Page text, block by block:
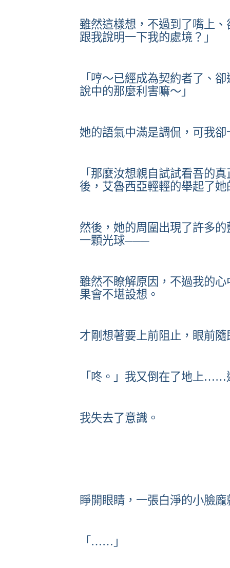
雖然這樣想，不過到了嘴上
跟我說明一下我的處境？」
「哼～已經成為契約者了、
說中的那麼利害嘛～」
她的語氣中滿是調侃，可我
「那麼汝想親自試試看吾的
後，艾魯西亞輕輕的舉起了她
然後，她的周圍出現了許多
一顆光球───
雖然不瞭解原因，不過我的
果會不堪設想。
才剛想著要上前阻止，眼前
「咚。」我又倒在了地上
我失去了意識。
睜開眼睛，一張白淨的小臉
「……」